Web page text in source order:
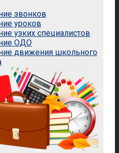
звонков
уроков
узких специалистов
ОДО
движения школьного